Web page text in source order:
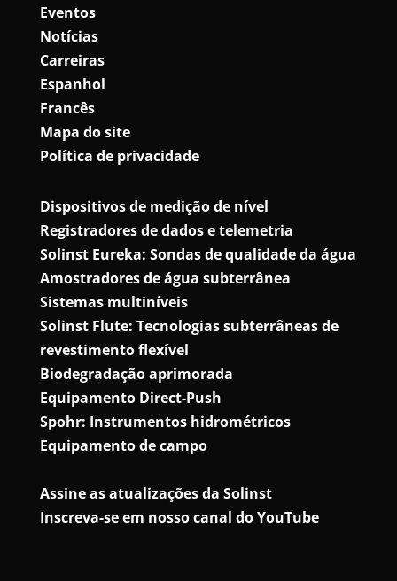
Eventos
Notícias
Carreiras
Espanhol
Francês
Mapa do site
Política de privacidade
Dispositivos de medição de nível
Registradores de dados e telemetria
Solinst Eureka: Sondas de qualidade da água
Amostradores de água subterrânea
Sistemas multiníveis
Solinst Flute: Tecnologias subterrâneas de
revestimento flexível
Biodegradação aprimorada
Equipamento Direct-Push
Spohr: Instrumentos hidrométricos
Equipamento de campo
Assine as atualizações da Solinst
Inscreva-se em nosso canal do YouTube